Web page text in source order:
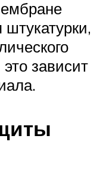
зависит